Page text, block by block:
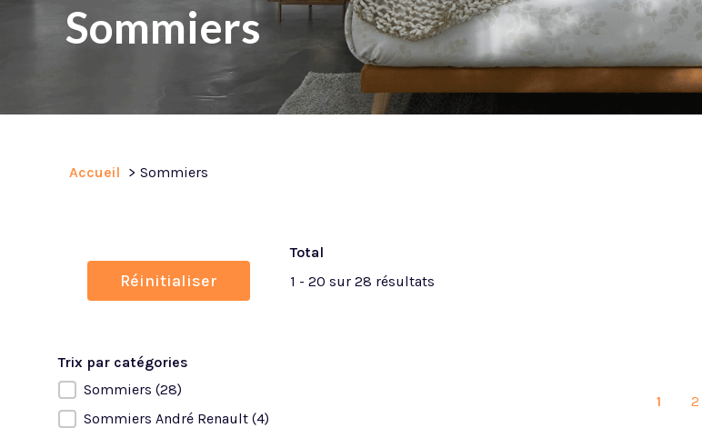
Sommiers
Accueil Sommiers
Total
1 - 20 sur 28 résultats
1 2
Réinitialiser
Trix par catégories
Trix par catégories
Sommiers (28)
Sommiers André Renault (4)